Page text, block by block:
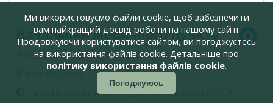
Начальник медичного пункту
від 21000 до 121000 грн
1 центр рекрутингу Сухопутних військ ЗСУ
Ми використовуємо файли cookie, щоб забезпечити
вам найкращий досвід роботи на нашому сайті.
Продовжуючи користуватися сайтом, ви погоджуєтесь
на використання файлів cookie. Детальніше про
політику використання файлів cookie.
Погоджуюсь